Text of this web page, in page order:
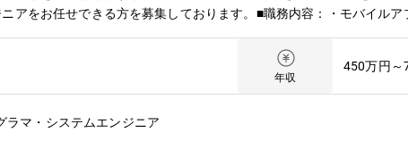
アをお任せできる方を募集しております。■職務内容：・モバイルア
・インフラ：AWS, GCP, Terraform・CI：GitHub Actions・コミュニ
アプリ開発エンジニアとしては１名目ですが、困ったら周りの方に
ス担当（顧客分析,販促企画など）30代（男性2名）：システム導入/
内インフラ担当50代（女性1名パート）：データ入力/問い合わせ対
程度：当社は全社的に残業をあまりせず定時で帰る社風がございます
年収
450万円～
ラマ・システムエンジニア